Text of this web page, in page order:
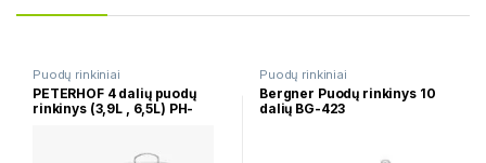
Puodų rinkiniai
PETERHOF 4 dalių puodų
rinkinys (3,9L , 6,5L) PH-
Puodų rinkiniai
Bergner Puodų rinkinys 10
dalių BG-423